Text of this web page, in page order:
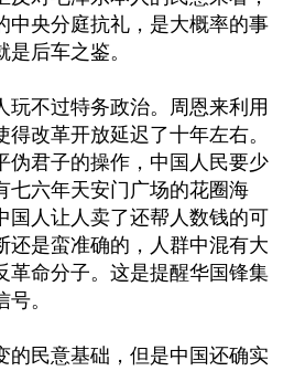
中央分庭抗礼，是大概率的事
后车之鉴。
玩不过特务政治。周恩来利用
改革开放延迟了十年左右。
伪君子的操作，中国人民要少
七六年天安门广场的花圈海
国人让人卖了还帮人数钱的可
还是蛮准确的，人群中混有大
革命分子。这是提醒华国锋集
。
的民意基础，但是中国还确实